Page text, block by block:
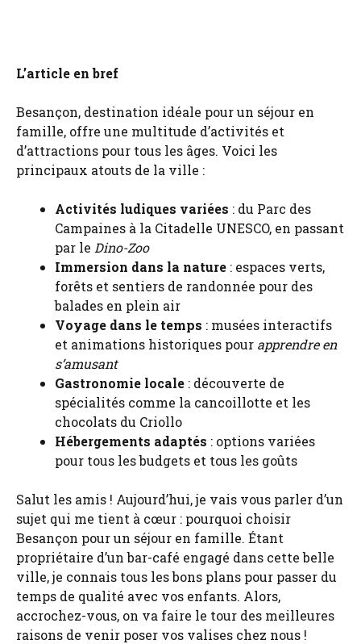
L’article en bref
Besançon, destination idéale pour un séjour en
famille, offre une multitude d’activités et
d’attractions pour tous les âges. Voici les
principaux atouts de la ville :
Activités ludiques variées : du Parc des
Campaines à la Citadelle UNESCO, en passant
par le Dino-Zoo
Immersion dans la nature : espaces verts,
forêts et sentiers de randonnée pour des
balades en plein air
Voyage dans le temps : musées interactifs
et animations historiques pour apprendre en
s’amusant
Gastronomie locale : découverte de
spécialités comme la cancoillotte et les
chocolats du Criollo
Hébergements adaptés : options variées
pour tous les budgets et tous les goûts
Salut les amis ! Aujourd’hui, je vais vous parler d’un
sujet qui me tient à cœur : pourquoi choisir
Besançon pour un séjour en famille. Étant
propriétaire d’un bar-café engagé dans cette belle
ville, je connais tous les bons plans pour passer du
temps de qualité avec vos enfants. Alors,
accrochez-vous, on va faire le tour des meilleures
raisons de venir poser vos valises chez nous !